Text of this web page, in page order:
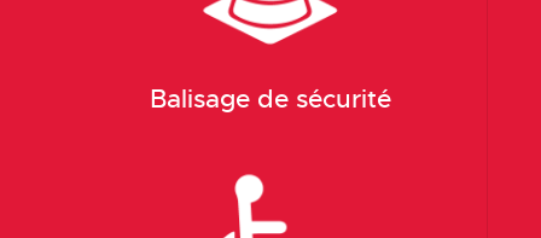
Balisage de sécurité